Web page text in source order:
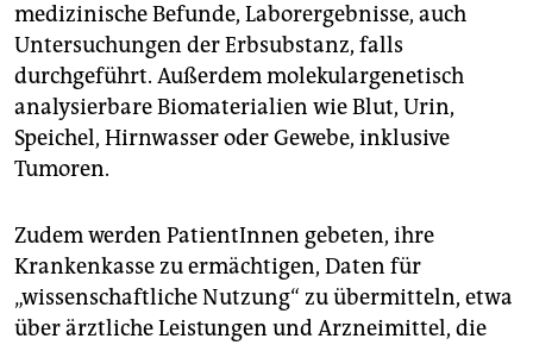
medizinische Befunde, Laborergebnisse, auch
Untersuchungen der Erbsubstanz, falls
durchgeführt. Außerdem molekulargenetisch
analysierbare Biomaterialien wie Blut, Urin,
Speichel, Hirnwasser oder Gewebe, inklusive
Tumoren.
Zudem werden PatientInnen gebeten, ihre
Krankenkasse zu ermächtigen, Daten für
„wissenschaftliche Nutzung“ zu übermitteln, etwa
über ärztliche Leistungen und Arzneimittel, die